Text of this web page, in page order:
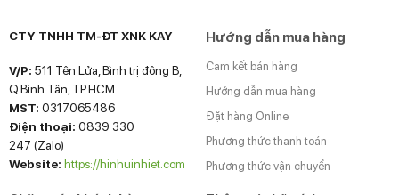
CTY TNHH TM-ĐT XNK KAY
V/P: 511 Tên Lửa, Bình trị đông B,
Q.Bình Tân, TP.HCM
MST: 0317065486
Điện thoại: 0839 330
247 (Zalo)
Website: https://hinhuinhiet.com
Hướng dẫn mua hàng
Cam kết bán hàng
Hướng dẫn mua hàng
Đặt hàng Online
Phương thức thanh toán
Phương thức vận chuyển